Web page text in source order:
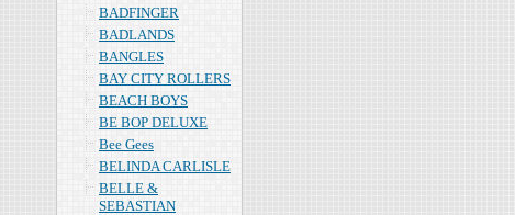
BADFINGER
BADLANDS
BANGLES
BAY CITY ROLLERS
BEACH BOYS
BE BOP DELUXE
Bee Gees
BELINDA CARLISLE
BELLE &
SEBASTIAN